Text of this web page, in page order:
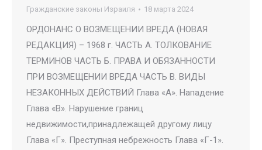
Гражданские законы Израиля 18 марта 2024
ОРДОНАНС О ВОЗМЕЩЕНИИ ВРЕДА (НОВАЯ
РЕДАКЦИЯ) – 1968 г. ЧАСТЬ А. ТОЛКОВАНИЕ
ТЕРМИНОВ ЧАСТЬ Б. ПРАВА И ОБЯЗАННОСТИ
ПРИ ВОЗМЕЩЕНИИ ВРЕДА ЧАСТЬ В. ВИДЫ
НЕЗАКОННЫХ ДЕЙСТВИЙ Глава «А». Нападение
Глава «В». Нарушение границ
недвижимости,принадлежащей другому лицу
Глава «Г». Преступная небрежность Глава «Г-1».